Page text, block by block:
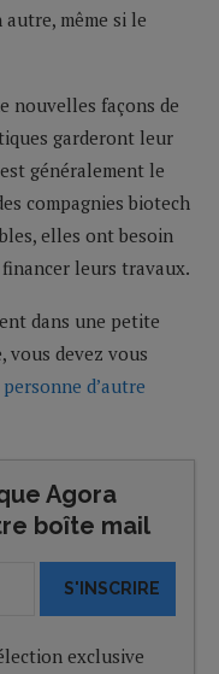
même si le
nouvelles façons de
garderont leur
généralement le
compagnies biotech
elles ont besoin
leurs travaux.
dans une petite
vous devez vous
d’autre
Agora
boîte mail
S'INSCRIRE
exclusive